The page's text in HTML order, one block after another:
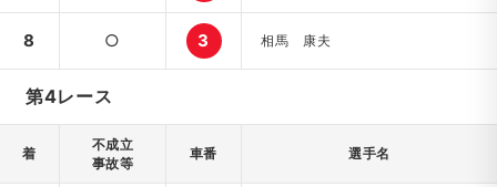
8 ○ 3 相馬 康夫
第4レース
着
不成立
事故等
車番 選手名